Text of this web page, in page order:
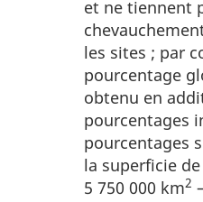
et ne tiennent
les sites ; par
pourcentage
obtenu en
pourcentages
pourcentages
la superficie
5 750 000 km2